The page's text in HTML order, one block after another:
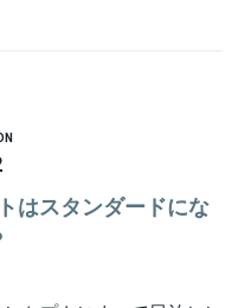
はスタンダードにな